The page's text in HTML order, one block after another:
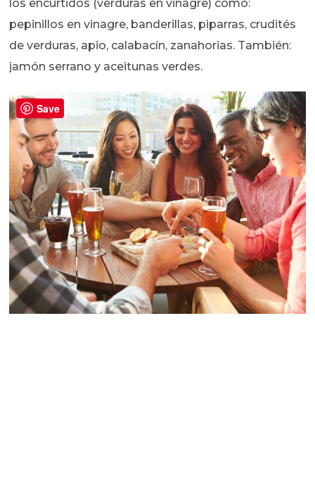
los encurtidos (verduras en vinagre) como:
pepinillos en vinagre, banderillas, piparras, crudités
de verduras, apio, calabacín, zanahorias. También:
jamón serrano y aceitunas verdes.
Save